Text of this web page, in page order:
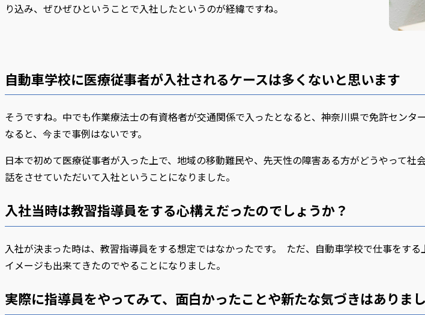
り込み、ぜひぜひということで入社したというのが経緯ですね。
自動車学校に医療従事者が入社されるケースは多くないと思います
そうですね。中でも作業療法士の有資格者が交通関係で入ったとなると、神奈川県で免許セン
なると、今まで事例はないです。
日本で初めて医療従事者が入った上で、地域の移動難民や、先天性の障害ある方がどうやって
話をさせていただいて入社ということになりました。
入社当時は教習指導員をする心構えだったのでしょうか？
入社が決まった時は、教習指導員をする想定ではなかったです。 ただ、自動車学校で仕事をす
イメージも出来てきたのでやることになりました。
実際に指導員をやってみて、面白かったことや新たな気づきはありま